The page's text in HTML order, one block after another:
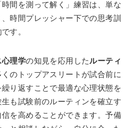
間を測って解く」練習は、単な
時間プレッシャー下での思考訓
す。
理学の知見を応用したルーティ
のトップアスリートが試合前に
り返すことで最適な心理状態を
も試験前のルーティンを確立す
を高めることができます。予備